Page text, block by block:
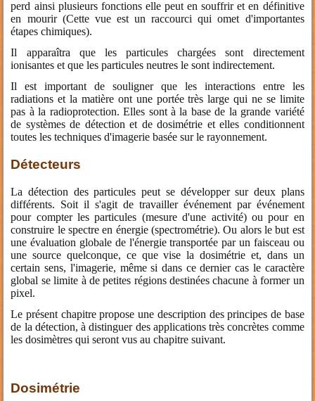
perd ainsi plusieurs fonctions elle peut en souffrir et en définitive
en mourir (Cette vue est un raccourci qui omet d'importantes
étapes chimiques).
Il apparaîtra que les particules chargées sont directement
ionisantes et que les particules neutres le sont indirectement.
Il est important de souligner que les interactions entre les
radiations et la matière ont une portée très large qui ne se limite
pas à la radioprotection. Elles sont à la base de la grande variété
de systèmes de détection et de dosimétrie et elles conditionnent
toutes les techniques d'imagerie basée sur le rayonnement.
Détecteurs
La détection des particules peut se développer sur deux plans
différents. Soit il s'agit de travailler événement par événement
pour compter les particules (mesure d'une activité) ou pour en
construire le spectre en énergie (spectrométrie). Ou alors le but est
une évaluation globale de l'énergie transportée par un faisceau ou
une source quelconque, ce que vise la dosimétrie et, dans un
certain sens, l'imagerie, même si dans ce dernier cas le caractère
global se limite à de petites régions destinées chacune à former un
pixel.
Le présent chapitre propose une description des principes de base
de la détection, à distinguer des applications très concrètes comme
les dosimètres qui seront vus au chapitre suivant.
Dosimétrie